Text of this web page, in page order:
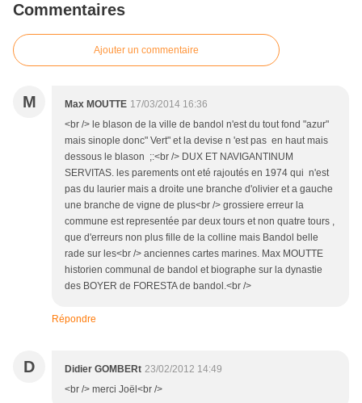
Commentaires
Ajouter un commentaire
M Max MOUTTE 17/03/2014 16:36
<br /> le blason de la ville de bandol n'est du tout fond "azur"
mais sinople donc" Vert" et la devise n 'est pas en haut mais
dessous le blason ;:<br /> DUX ET NAVIGANTINUM
SERVITAS. les parements ont eté rajoutés en 1974 qui n'est
pas du laurier mais a droite une branche d'olivier et a gauche
une branche de vigne de plus<br /> grossiere erreur la
commune est representée par deux tours et non quatre tours ,
que d'erreurs non plus fille de la colline mais Bandol belle
rade sur les<br /> anciennes cartes marines. Max MOUTTE
historien communal de bandol et biographe sur la dynastie
des BOYER de FORESTA de bandol.<br />
Répondre
D Didier GOMBERt 23/02/2012 14:49
<br /> merci Joël<br />